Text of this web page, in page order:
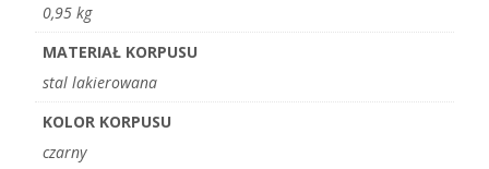
0,95 kg
MATERIAŁ KORPUSU
stal lakierowana
KOLOR KORPUSU
czarny